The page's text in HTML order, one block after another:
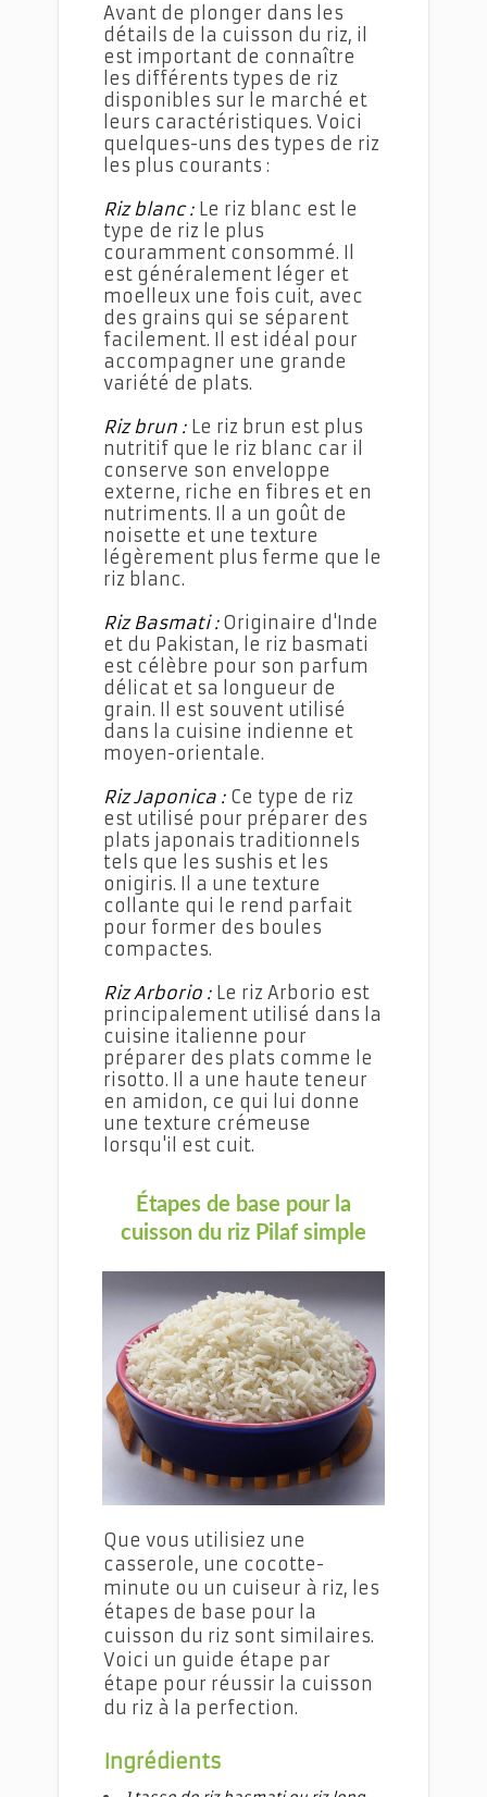
Avant de plonger dans les
détails de la cuisson du riz, il
est important de connaître
les différents types de riz
disponibles sur le marché et
leurs caractéristiques. Voici
quelques-uns des types de riz
les plus courants :
Riz blanc : Le riz blanc est le
type de riz le plus
couramment consommé. Il
est généralement léger et
moelleux une fois cuit, avec
des grains qui se séparent
facilement. Il est idéal pour
accompagner une grande
variété de plats.
Riz brun : Le riz brun est plus
nutritif que le riz blanc car il
conserve son enveloppe
externe, riche en fibres et en
nutriments. Il a un goût de
noisette et une texture
légèrement plus ferme que le
riz blanc.
Riz Basmati :Originaire d'Inde
et du Pakistan, le riz basmati
est célèbre pour son parfum
délicat et sa longueur de
grain. Il est souvent utilisé
dans la cuisine indienne et
moyen-orientale.
Riz Japonica : Ce type de riz
est utilisé pour préparer des
plats japonais traditionnels
tels que les sushis et les
onigiris. Il a une texture
collante qui le rend parfait
pour former des boules
compactes.
Riz Arborio : Le riz Arborio est
principalement utilisé dans la
cuisine italienne pour
préparer des plats comme le
risotto. Il a une haute teneur
en amidon, ce qui lui donne
une texture crémeuse
lorsqu'il est cuit.
Étapes de base pour la
cuisson du riz Pilaf simple
Les secrets d'une cuisson du riz réussie
Que vous utilisiez une
casserole, une cocotte-
minute ou un cuiseur à riz, les
étapes de base pour la
cuisson du riz sont similaires.
Voici un guide étape par
étape pour réussir la cuisson
du riz à la perfection.
Ingrédients